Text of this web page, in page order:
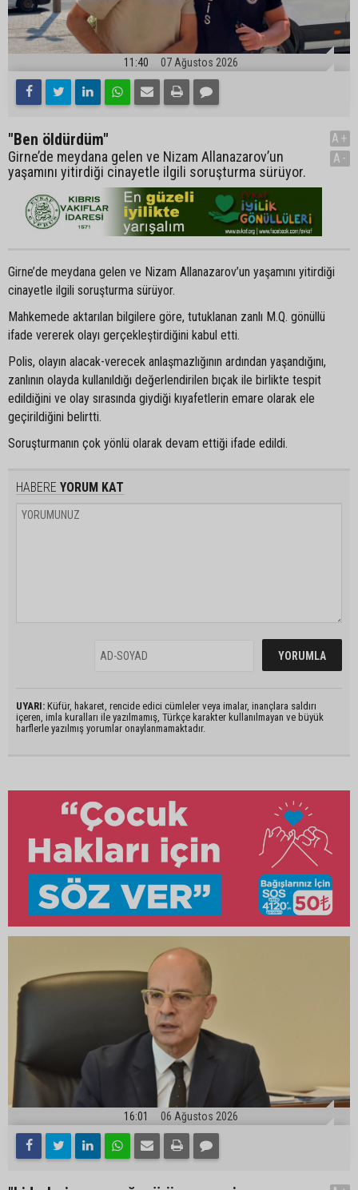
11:40 07 Ağustos 2026
"Ben öldürdüm"
Girne’de meydana gelen ve Nizam Allanazarov’un
yaşamını yitirdiği cinayetle ilgili soruşturma sürüyor.
A+
A-
Girne’de meydana gelen ve Nizam Allanazarov’un yaşamını yitirdiği
cinayetle ilgili soruşturma sürüyor.
Mahkemede aktarılan bilgilere göre, tutuklanan zanlı M.Q. gönüllü
ifade vererek olayı gerçekleştirdiğini kabul etti.
Polis, olayın alacak-verecek anlaşmazlığının ardından yaşandığını,
zanlının olayda kullanıldığı değerlendirilen bıçak ile birlikte tespit
edildiğini ve olay sırasında giydiği kıyafetlerin emare olarak ele
geçirildiğini belirtti.
Soruşturmanın çok yönlü olarak devam ettiği ifade edildi.
HABERE YORUM KAT
UYARI: Küfür, hakaret, rencide edici cümleler veya imalar, inançlara saldırı
içeren, imla kuralları ile yazılmamış, Türkçe karakter kullanılmayan ve büyük
harflerle yazılmış yorumlar onaylanmamaktadır.
16:01 06 Ağustos 2026